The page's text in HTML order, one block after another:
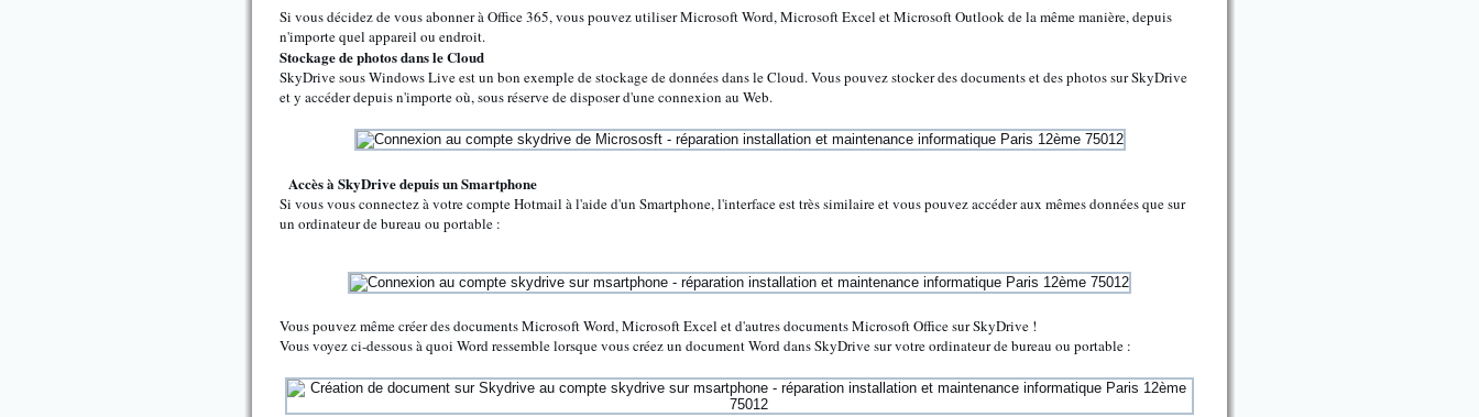
Si vous décidez de vous abonner à Office 365, vous pouvez utiliser Microsoft Word, Microsoft Excel et Microsoft Outlook de la même manière, depuis
n'importe quel appareil ou endroit.
Stockage de photos dans le Cloud
SkyDrive sous Windows Live est un bon exemple de stockage de données dans le Cloud. Vous pouvez stocker des documents et des photos sur SkyDrive
et y accéder depuis n'importe où, sous réserve de disposer d'une connexion au Web.
Accès à SkyDrive depuis un Smartphone
Si vous vous connectez à votre compte Hotmail à l'aide d'un Smartphone, l'interface est très similaire et vous pouvez accéder aux mêmes données que sur
un ordinateur de bureau ou portable :
Vous pouvez même créer des documents Microsoft Word, Microsoft Excel et d'autres documents Microsoft Office sur SkyDrive !
Vous voyez ci-dessous à quoi Word ressemble lorsque vous créez un document Word dans SkyDrive sur votre ordinateur de bureau ou portable :